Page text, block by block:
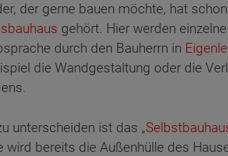
der gerne bauen möchte, hat
gehört. Hier werden
durch den Bauherrn in
die Wandgestaltung oder die
unterscheiden ist das „
wird bereits die Außenhülle des